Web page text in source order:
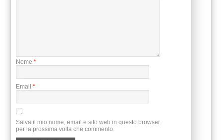
Nome *
Email *
Salva il mio nome, email e sito web in questo browser
per la prossima volta che commento.